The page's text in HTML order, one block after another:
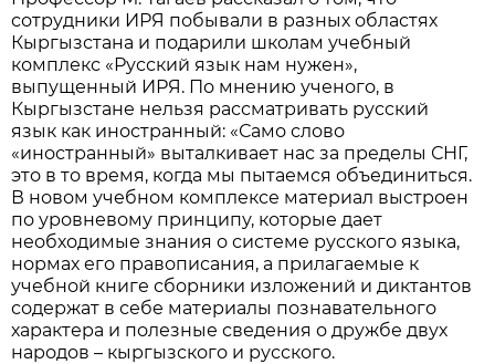
сотрудники ИРЯ побывали в разных областях
Кыргызстана и подарили школам учебный
комплекс «Русский язык нам нужен»,
выпущенный ИРЯ. По мнению ученого, в
Кыргызстане нельзя рассматривать русский
язык как иностранный: «Само слово
«иностранный» выталкивает нас за пределы СНГ,
это в то время, когда мы пытаемся объединиться.
В новом учебном комплексе материал выстроен
по уровневому принципу, которые дает
необходимые знания о системе русского языка,
нормах его правописания, а прилагаемые к
учебной книге сборники изложений и диктантов
содержат в себе материалы познавательного
характера и полезные сведения о дружбе двух
народов – кыргызского и русского.